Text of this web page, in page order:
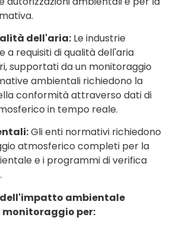
dell'aria: Le industrie
a requisiti di qualità dell'aria
supportati da un monitoraggio
ambientali richiedono la
conformità attraverso dati di
in tempo reale.
Gli enti normativi richiedono
atmosferico completi per la
e i programmi di verifica
ambientale
per: